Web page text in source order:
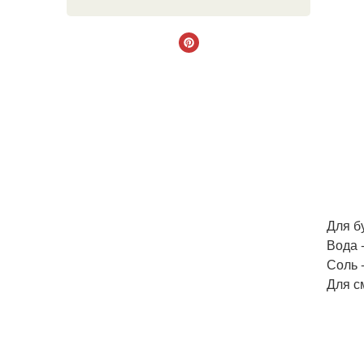
Для
Вода
Соль
Для